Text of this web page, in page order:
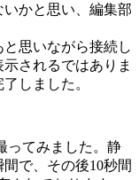
かと思い、編集部
思いながら接続し
されるではありま
しました。
ってみました。静
で、その後10秒間